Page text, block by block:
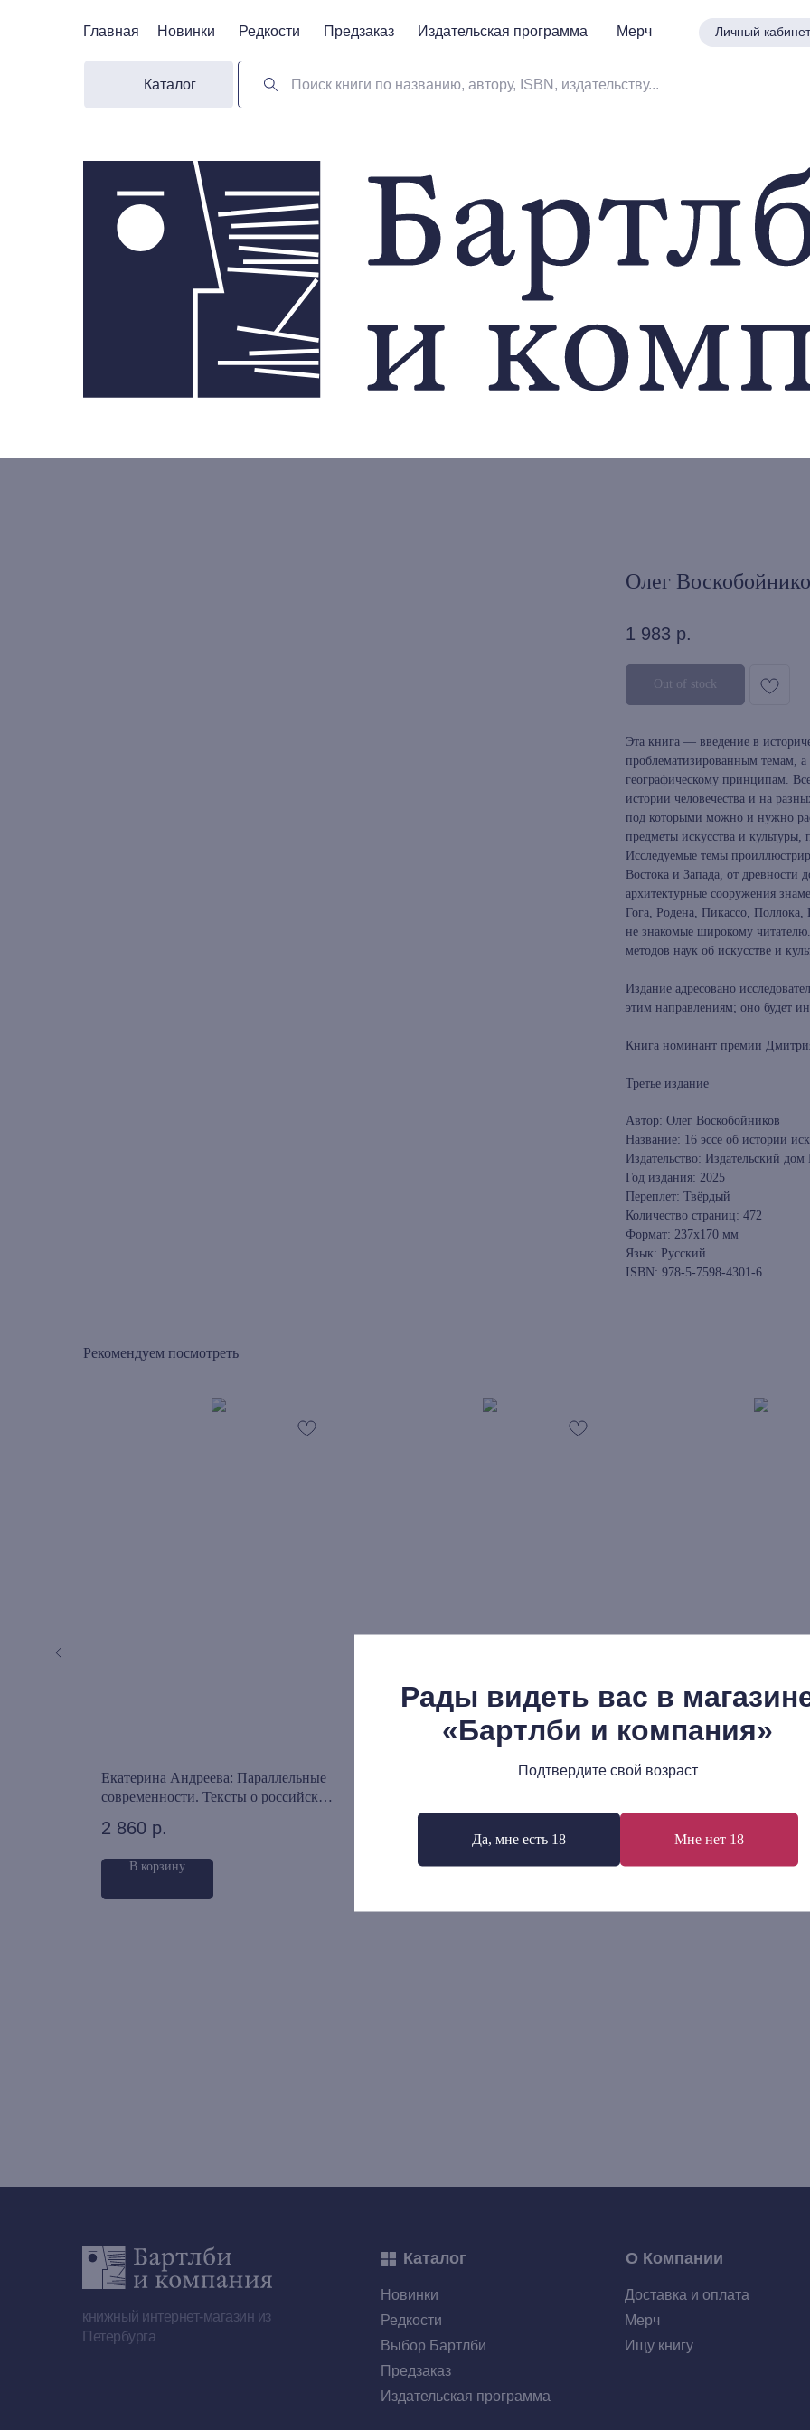
Личный кабинет
Поиск книги по названию, автору, ISBN, издательству...
Новинки Предзаказ Издательская программа Мерч
Редкости
Главная
Каталог
Личный кабинет
Новинки Предзаказ Издательская программа Мерч
Редкости
Главная
Рады видеть вас в
«Бартлби и компания»
Подтвердите свой возраст
Да, мне есть 18 Мне нет 18
Олег
1 983 р.
Out of stock
Эта книга — введение в
проблематизированным темам,
географическому принципам.
истории человечества и на
под которыми можно и нужно
предметы искусства и культуры,
Исследуемые темы
Востока и Запада, от
архитектурные сооружения
Гога, Родена, Пикассо,
не знакомые широкому
методов наук об искусстве и
Издание адресовано
этим направлениям; оно будет
Книга номинант премии
Третье издание
Автор: Олег Воскобойников
Название: 16 эссе об истории
Издательство: Издательский
Год издания: 2025
Переплет: Твёрдый
Количество страниц: 472
Формат: 237x170 мм
Язык: Русский
ISBN: 978-5-7598-4301-6
Рекомендуем посмотреть
Екатерина Андреева: Параллельные
современности. Тексты о российском
2 860 р.
В корзину
Светлана Алперс: Предприятие
В корзину
Клэр Бишоп: Искусство
760 р.
В корзину
книжный интернет-магазин из
Петербурга
О Компании
Каталог
Ищу книгу
Мерч
Доставка и оплата
Предзаказ
Выбор Бартлби
Редкости
Новинки
Издательская программа